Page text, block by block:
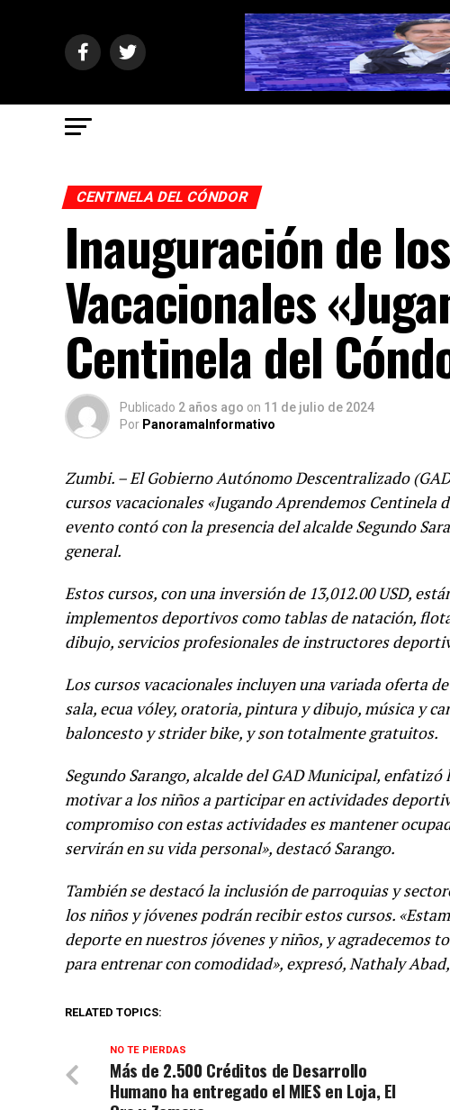
CENTINELA DEL CÓNDOR
Inauguración de
Vacacionales
Centinela del
Publicado 2 años ago on 11 de julio de 2024
Por PanoramaInformativo
Zumbi. – El Gobierno Autónomo Descentralizado
cursos vacacionales «Jugando Aprendemos Centinela
evento contó con la presencia del alcalde Segundo
general.
Estos cursos, con una inversión de 13,012.00 USD,
implementos deportivos como tablas de natación,
dibujo, servicios profesionales de instructores
Los cursos vacacionales incluyen una variada oferta
sala, ecua vóley, oratoria, pintura y dibujo, música y
baloncesto y strider bike, y son totalmente gratuitos.
Segundo Sarango, alcalde del GAD Municipal,
motivar a los niños a participar en actividades
compromiso con estas actividades es mantener
servirán en su vida personal», destacó Sarango.
También se destacó la inclusión de parroquias y
los niños y jóvenes podrán recibir estos cursos.
deporte en nuestros jóvenes y niños, y agradecemos
para entrenar con comodidad», expresó, Nathaly
RELATED TOPICS:
NO TE PIERDAS
Más de 2.500 Créditos de Desarrollo
Humano ha entregado el MIES en Loja, El